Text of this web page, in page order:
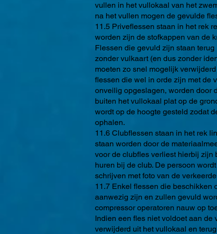
vullen in het vullokaal van het
na het vullen mogen de gevulde
11.5 Priveflessen staan in het rek
worden zijn de stofkappen van de
Flessen die gevuld zijn staan
zonder vulkaart (en dus zonder
moeten zo snel mogelijk
flessen die wel in orde zijn met de
onveilig opgeslagen, worden door
buiten het vullokaal plat op de
wordt op de hoogte gesteld zodat
ophalen.
11.6 Clubflessen staan in het rek
staan worden door de
voor de clubfles verliest hierbij zijn
huren bij de club. De persoon
schrijven met foto van de
11.7 Enkel flessen die beschikken
aanwezig zijn en zullen gevuld
compressor operatoren nauw op
Indien een fles niet voldoet aan de
verwijderd uit het vullokaal en